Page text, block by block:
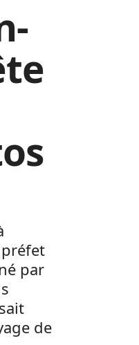
par
de